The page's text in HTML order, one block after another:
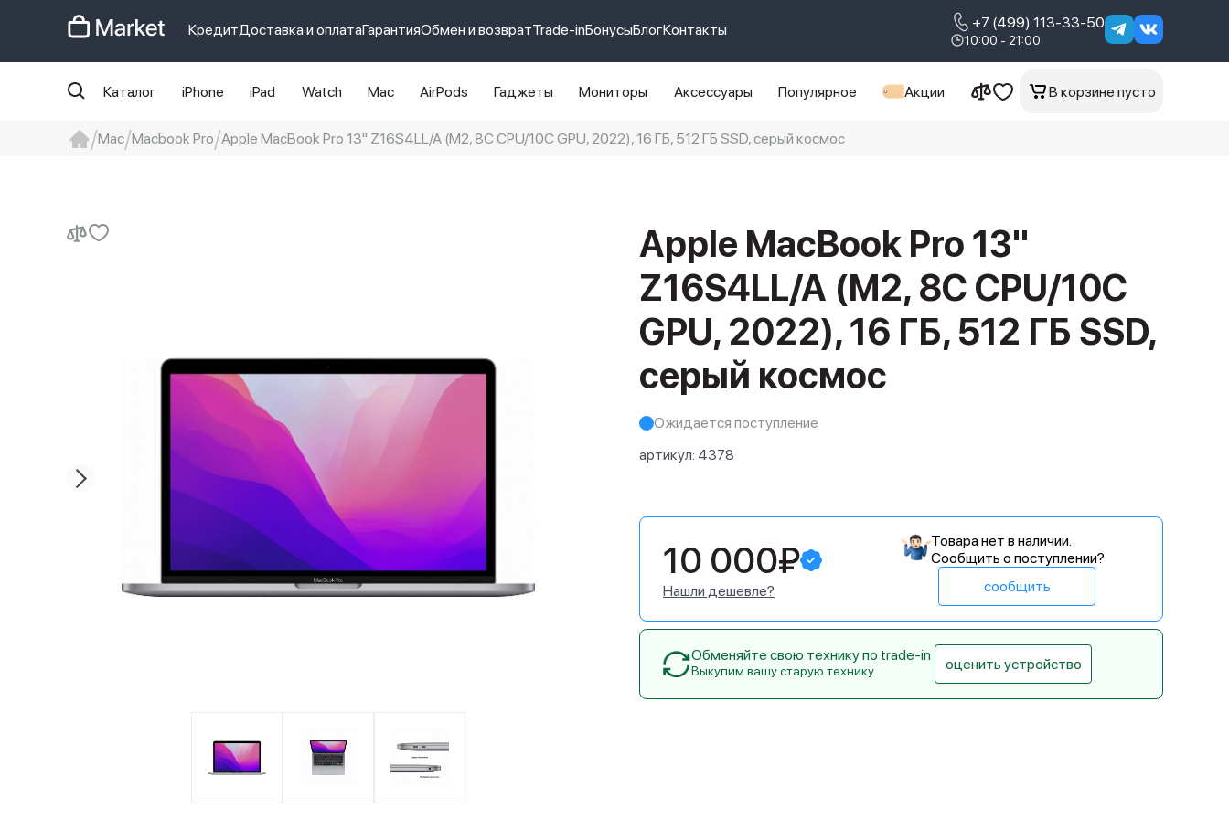
КредитДоставка и оплатаГарантияОбмен и возвратTrade-inБонусыБлогКонтакты +7 (499) 113-33-50
10:00 - 21:00
Каталог iPhone iPad Watch Mac AirPods Гаджеты Мониторы Аксессуары Популярное Акции В корзине пусто
Mac Macbook Pro Apple MacBook Pro 13" Z16S4LL/A (M2, 8C CPU/10C GPU, 2022), 16 ГБ, 512 ГБ SSD, серый космос
Apple MacBook Pro 13"
Z16S4LL/A (M2, 8C CPU/10C
GPU, 2022), 16 ГБ, 512 ГБ SSD,
серый космос
Ожидается поступление
артикул: 4378
10 000₽
Нашли дешевле?
Товара нет в наличии.
Сообщить о поступлении?
сообщить
Обменяйте свою технику по trade-in
Выкупим вашу старую технику оценить устройство